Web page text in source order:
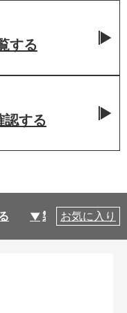
する
認する
製品仕様
お気に入り